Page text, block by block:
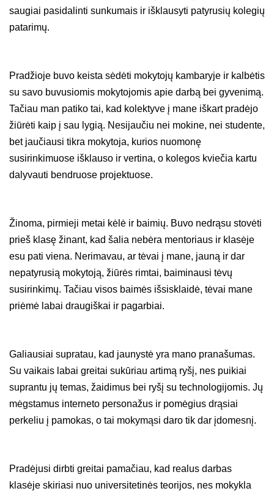
saugiai pasidalinti sunkumais ir išklausyti patyrusių kolegių
patarimų.
Pradžioje buvo keista sėdėti mokytojų kambaryje ir kalbėtis
su savo buvusiomis mokytojomis apie darbą bei gyvenimą.
Tačiau man patiko tai, kad kolektyve į mane iškart pradėjo
žiūrėti kaip į sau lygią. Nesijaučiu nei mokine, nei studente,
bet jaučiausi tikra mokytoja, kurios nuomonę
susirinkimuose išklauso ir vertina, o kolegos kviečia kartu
dalyvauti bendruose projektuose.
Žinoma, pirmieji metai kėlė ir baimių. Buvo nedrąsu stovėti
prieš klasę žinant, kad šalia nebėra mentoriaus ir klasėje
esu pati viena. Nerimavau, ar tėvai į mane, jauną ir dar
nepatyrusią mokytoją, žiūrės rimtai, baiminausi tėvų
susirinkimų. Tačiau visos baimės išsisklaidė, tėvai mane
priėmė labai draugiškai ir pagarbiai.
Galiausiai supratau, kad jaunystė yra mano pranašumas.
Su vaikais labai greitai sukūriau artimą ryšį, nes puikiai
suprantu jų temas, žaidimus bei ryšį su technologijomis. Jų
mėgstamus interneto personažus ir pomėgius drąsiai
perkeliu į pamokas, o tai mokymąsi daro tik dar įdomesnį.
Pradėjusi dirbti greitai pamačiau, kad realus darbas
klasėje skiriasi nuo universitetinės teorijos, nes mokykla